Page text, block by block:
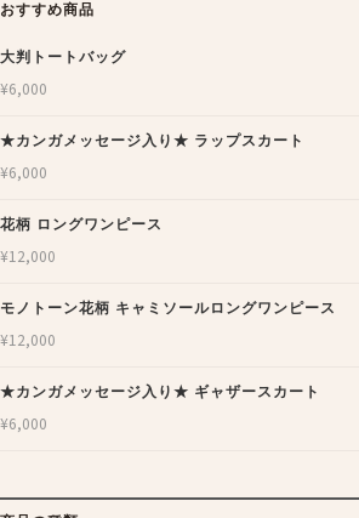
おすすめ商品
大判トートバッグ
¥6,000
★カンガメッセージ入り★ ラップスカート
¥6,000
花柄 ロングワンピース
¥12,000
モノトーン花柄 キャミソールロングワンピース
¥12,000
★カンガメッセージ入り★ ギャザースカート
¥6,000